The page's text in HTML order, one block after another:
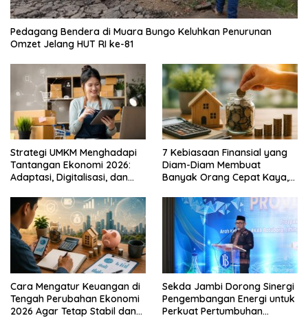
Pedagang Bendera di Muara Bungo Keluhkan Penurunan
Omzet Jelang HUT RI ke-81
Strategi UMKM Menghadapi
Tantangan Ekonomi 2026:
Adaptasi, Digitalisasi, dan
7 Kebiasaan Finansial yang
Diam-Diam Membuat
Banyak Orang Cepat Kaya,
Cara Mengatur Keuangan di
Tengah Perubahan Ekonomi
2026 Agar Tetap Stabil dan
Sekda Jambi Dorong Sinergi
Pengembangan Energi untuk
Perkuat Pertumbuhan